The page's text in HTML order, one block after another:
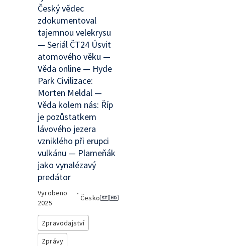
Český vědec
zdokumentoval
tajemnou velekrysu
— Seriál ČT24 Úsvit
atomového věku —
Věda online — Hyde
Park Civilizace:
Morten Meldal —
Věda kolem nás: Říp
je pozůstatkem
lávového jezera
vzniklého při erupci
vulkánu — Plameňák
jako vynalézavý
predátor
Vyrobeno
2025
•
Česko
Zpravodajství
Zprávy